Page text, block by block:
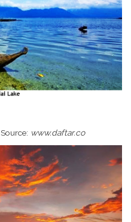
Source: www.daftar.co